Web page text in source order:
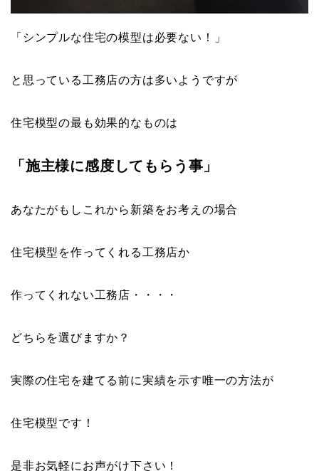
「シンプルな住宅の模型は必要ない！」
と思っている工務店の方は多いようですが
住宅模型の最も効果的なものは
「施主様に感度してもらう事」
あなたがもしこれから新築をお考えの場合
住宅模型を作ってくれる工務店か
作ってくれない工務店・・・・
どちらを選びますか？
実際の住宅を建てる前に実績を示す唯一の方法が
住宅模型です！
是非お気軽にお声がけ下さい！